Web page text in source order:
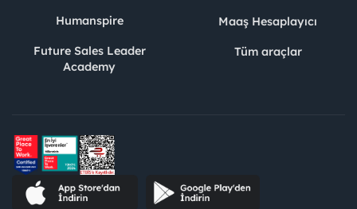
Humanspire
Future Sales Leader
Academy
Maaş Hesaplayıcı
Tüm araçlar